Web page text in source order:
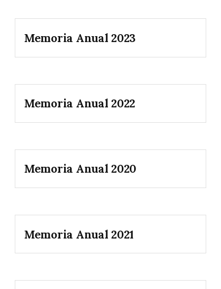
Memoria Anual 2023
Memoria Anual 2022
Memoria Anual 2020
Memoria Anual 2021